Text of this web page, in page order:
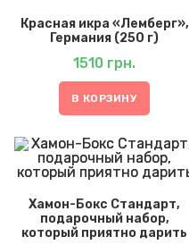
Красная икра «Лемберг»,
Германия (250 г)
1510 грн.
В КОРЗИНУ
Хамон-Бокс Стандарт,
подарочный набор,
который приятно дарить